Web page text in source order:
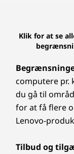
Klik for at se
computere pr.
du gå til
for at få flere
Lenovo-
Tilbud og